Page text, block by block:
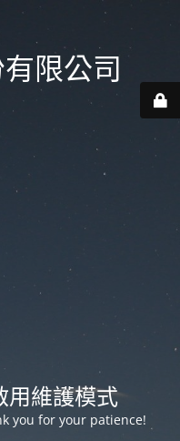
限公司
用維護模式
you for your patience!